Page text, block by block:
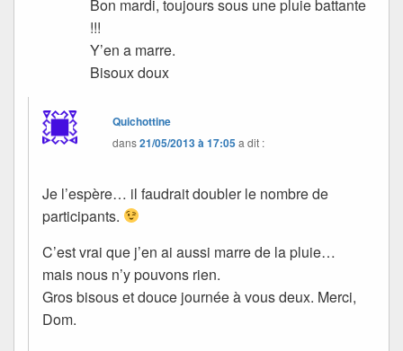
Bon mardi, toujours sous une pluie battante
!!!
Y’en a marre.
Bisoux doux
Quichottine
dans21/05/2013 à 17:05a dit :
Je l’espère… il faudrait doubler le nombre de
participants.
C’est vrai que j’en ai aussi marre de la pluie…
mais nous n’y pouvons rien.
Gros bisous et douce journée à vous deux. Merci,
Dom.